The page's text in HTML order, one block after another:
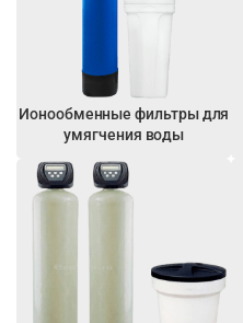
Ионообменные фильтры для
умягчения воды